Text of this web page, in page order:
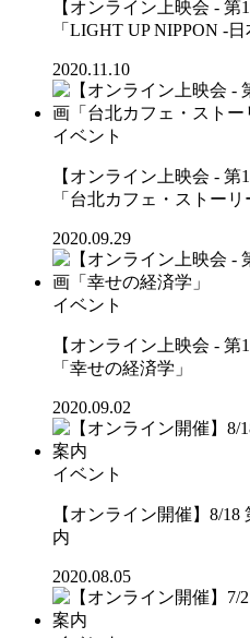
【オンライン上映会 - 第
「LIGHT UP NIPPON -
2020.11.10
イベント
【オンライン上映会 - 第
「台北カフェ・ストーリ
2020.09.29
イベント
【オンライン上映会 - 第
「幸せの経済学」
2020.09.02
イベント
【オンライン開催】8/18
内
2020.08.05